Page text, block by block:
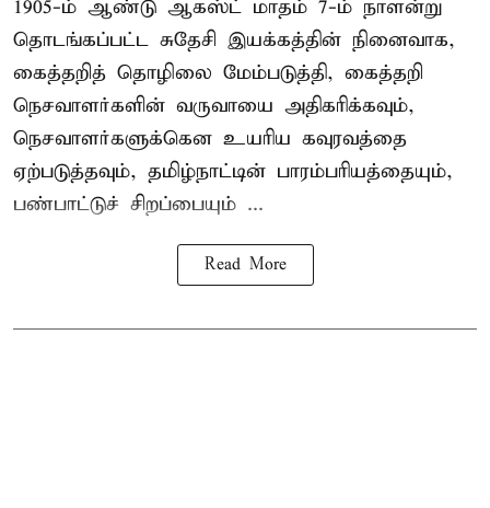
1905-ம் ஆண்டு ஆகஸ்ட் மாதம் 7-ம் நாளன்று
தொடங்கப்பட்ட சுதேசி இயக்கத்தின் நினைவாக,
கைத்தறித் தொழிலை மேம்படுத்தி, கைத்தறி
நெசவாளர்களின் வருவாயை அதிகரிக்கவும்,
நெசவாளர்களுக்கென உயரிய கவுரவத்தை
ஏற்படுத்தவும், தமிழ்நாட்டின் பாரம்பரியத்தையும்,
பண்பாட்டுச் சிறப்பையும் ...
Read More